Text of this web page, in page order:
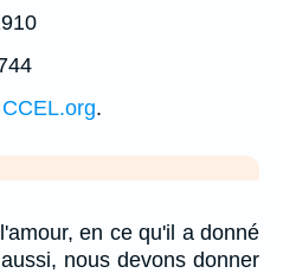
CCEL.org.
en ce qu'il a donné
nous devons donner